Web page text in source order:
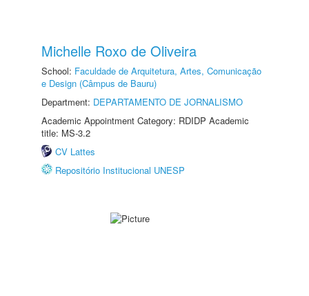
Michelle Roxo de Oliveira
School: Faculdade de Arquitetura, Artes, Comunicação
e Design (Câmpus de Bauru)
Department: DEPARTAMENTO DE JORNALISMO
Academic Appointment Category: RDIDP Academic
title: MS-3.2
CV Lattes
Repositório Institucional UNESP